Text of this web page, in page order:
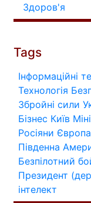
Здоров'я
Tags
Інформаційні
Технологія
Збройні сили
Бізнес Київ
Росіяни Європа
Південна
Безпілотний
Президент
інтелект